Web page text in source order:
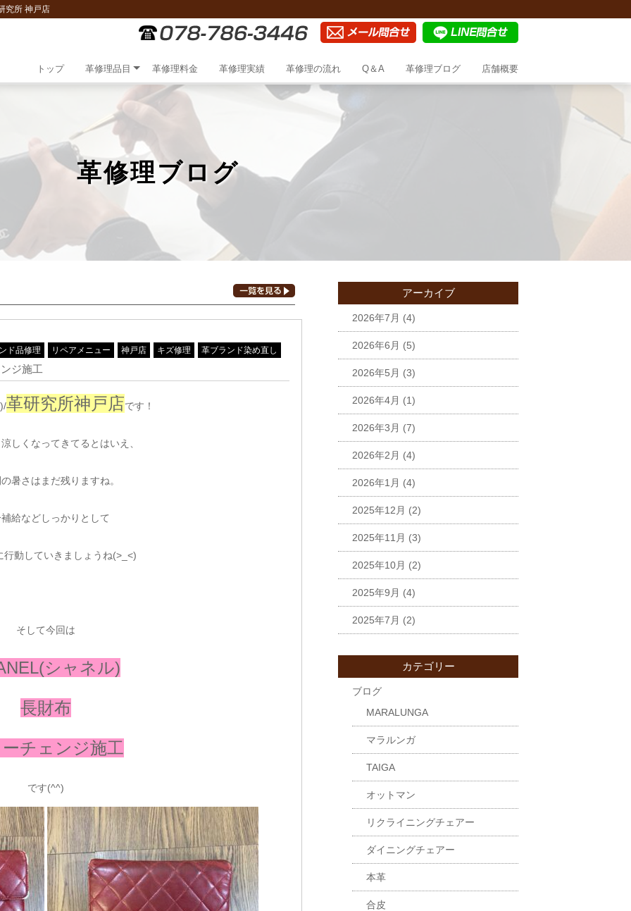
究所 神戸店
トップ 革修理品目 革修理料金 革修理実績 革修理の流れ Q＆A 革修理ブログ 店舗概要
革修理ブログ
ド品修理 リペアメニュー 神戸店 キズ修理 革ブランド染め直し
ジ施工
革研究所神戸店です！
しくなってきてるとはいえ、
暑さはまだ残りますね。
給などしっかりとして
行動していきましょうね(>_<)
そして今回は
シャネル)
長財布
チェンジ施工
です(^^)
アーカイブ
2026年7月 (4)
2026年6月 (5)
2026年5月 (3)
2026年4月 (1)
2026年3月 (7)
2026年2月 (4)
2026年1月 (4)
2025年12月 (2)
2025年11月 (3)
2025年10月 (2)
2025年9月 (4)
2025年7月 (2)
カテゴリー
ブログ
MARALUNGA
マラルンガ
TAIGA
オットマン
リクライニングチェアー
ダイニングチェアー
本革
合皮